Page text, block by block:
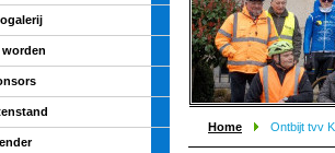
Home Ontbijt tvv